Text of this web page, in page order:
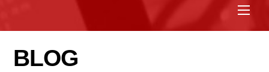
BLOG